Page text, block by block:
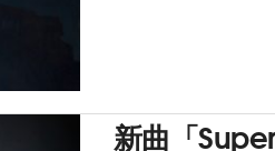
新曲「